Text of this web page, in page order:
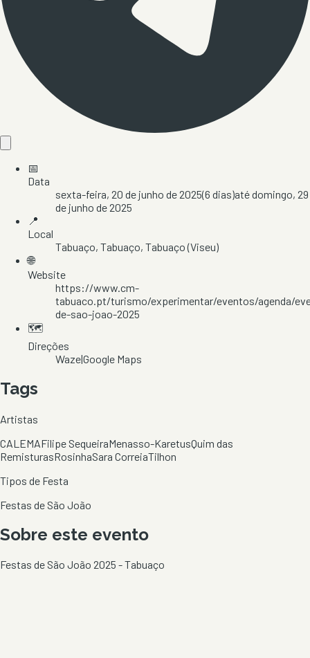
📅
Data
sexta-feira, 20 de junho de 2025(6 dias)atédomingo, 29
de junho de 2025
📍
Local
Tabuaço, Tabuaço, Tabuaço(Viseu)
🌐
Website
https://www.cm-
tabuaco.pt/turismo/experimentar/eventos/agenda/
de-sao-joao-2025
🗺️
Direções
Waze|Google Maps
Tags
Artistas
CALEMAFilipe SequeiraMenasso-KaretusQuim das
RemisturasRosinhaSara CorreiaTilhon
Tipos de Festa
Festas de São João
Sobre este evento
Festas de São João 2025 - Tabuaço